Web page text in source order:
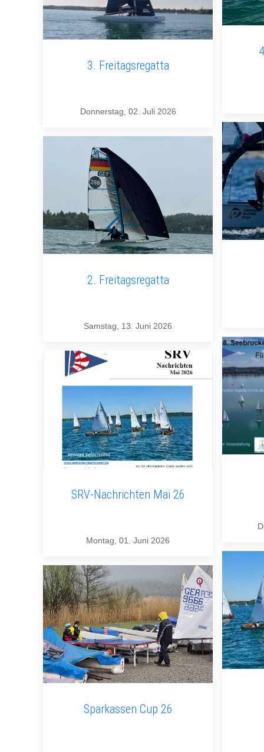
3. Freitagsregatta
Donnerstag, 02. Juli 2026
2. Freitagsregatta
Samstag, 13. Juni 2026
SRV-Nachrichten Mai 26
Montag, 01. Juni 2026
Sparkassen Cup 26